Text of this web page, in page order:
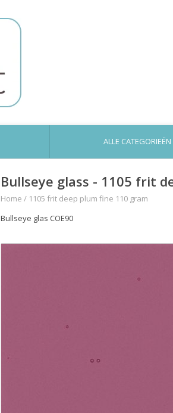
ALLE CATEGORIEËN
Bullseye glass - 1105 frit
Home / 1105 frit deep plum fine 110 gram
Bullseye glas COE90